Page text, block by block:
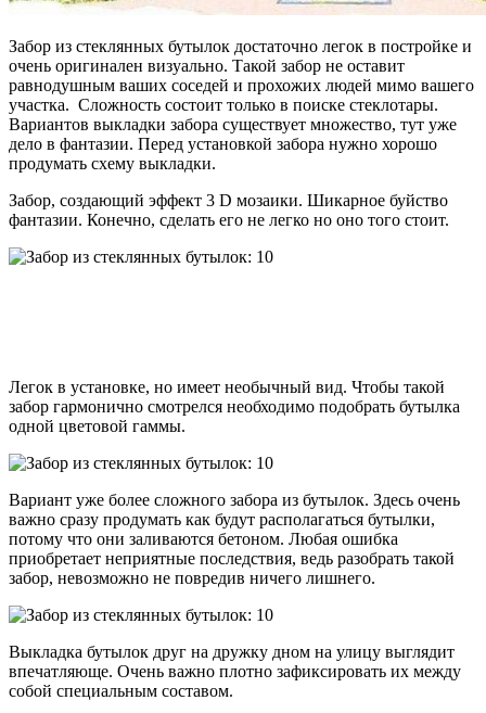
Забор из стеклянных бутылок достаточно легок в постройке и
очень оригинален визуально. Такой забор не оставит
равнодушным ваших соседей и прохожих людей мимо вашего
участка. Сложность состоит только в поиске стеклотары.
Вариантов выкладки забора существует множество, тут уже
дело в фантазии. Перед установкой забора нужно хорошо
продумать схему выкладки.
Забор, создающий эффект 3 D мозаики. Шикарное буйство
фантазии. Конечно, сделать его не легко но оно того стоит.
Легок в установке, но имеет необычный вид. Чтобы такой
забор гармонично смотрелся необходимо подобрать бутылка
одной цветовой гаммы.
Вариант уже более сложного забора из бутылок. Здесь очень
важно сразу продумать как будут располагаться бутылки,
потому что они заливаются бетоном. Любая ошибка
приобретает неприятные последствия, ведь разобрать такой
забор, невозможно не повредив ничего лишнего.
Выкладка бутылок друг на дружку дном на улицу выглядит
впечатляюще. Очень важно плотно зафиксировать их между
собой специальным составом.